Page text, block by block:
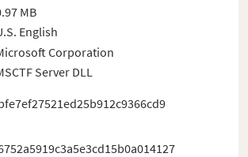
MB
English
Corporation
Server DLL